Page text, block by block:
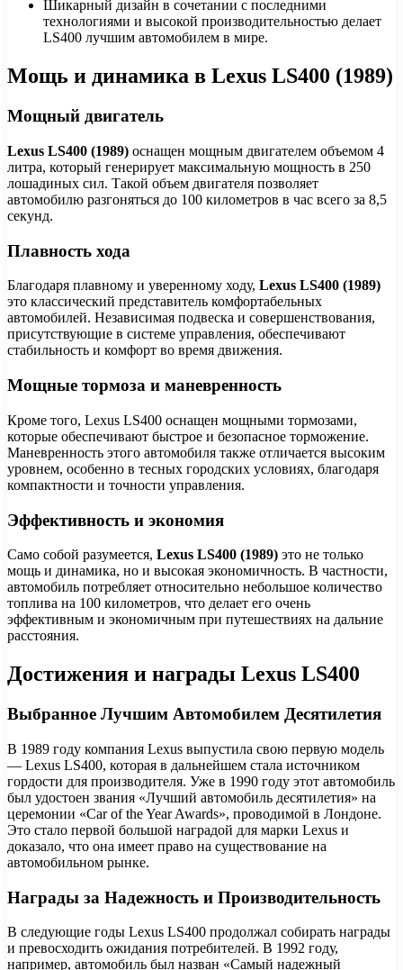
Шикарный дизайн в сочетании с последними
технологиями и высокой производительностью делает
LS400 лучшим автомобилем в мире.
Мощь и динамика в Lexus LS400 (1989)
Мощный двигатель
Lexus LS400 (1989) оснащен мощным двигателем объемом 4
литра, который генерирует максимальную мощность в 250
лошадиных сил. Такой объем двигателя позволяет
автомобилю разгоняться до 100 километров в час всего за 8,5
секунд.
Плавность хода
Благодаря плавному и уверенному ходу, Lexus LS400 (1989)
это классический представитель комфортабельных
автомобилей. Независимая подвеска и совершенствования,
присутствующие в системе управления, обеспечивают
стабильность и комфорт во время движения.
Мощные тормоза и маневренность
Кроме того, Lexus LS400 оснащен мощными тормозами,
которые обеспечивают быстрое и безопасное торможение.
Маневренность этого автомобиля также отличается высоким
уровнем, особенно в тесных городских условиях, благодаря
компактности и точности управления.
Эффективность и экономия
Само собой разумеется, Lexus LS400 (1989) это не только
мощь и динамика, но и высокая экономичность. В частности,
автомобиль потребляет относительно небольшое количество
топлива на 100 километров, что делает его очень
эффективным и экономичным при путешествиях на дальние
расстояния.
Достижения и награды Lexus LS400
Выбранное Лучшим Автомобилем Десятилетия
В 1989 году компания Lexus выпустила свою первую модель
— Lexus LS400, которая в дальнейшем стала источником
гордости для производителя. Уже в 1990 году этот автомобиль
был удостоен звания «Лучший автомобиль десятилетия» на
церемонии «Car of the Year Awards», проводимой в Лондоне.
Это стало первой большой наградой для марки Lexus и
доказало, что она имеет право на существование на
автомобильном рынке.
Награды за Надежность и Производительность
В следующие годы Lexus LS400 продолжал собирать награды
и превосходить ожидания потребителей. В 1992 году,
например, автомобиль был назван «Самый надежный